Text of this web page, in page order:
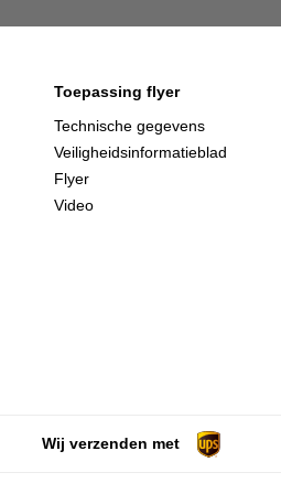
Toepassing flyer
Technische gegevens
Veiligheidsinformatieblad
Flyer
Video
Wij verzenden met